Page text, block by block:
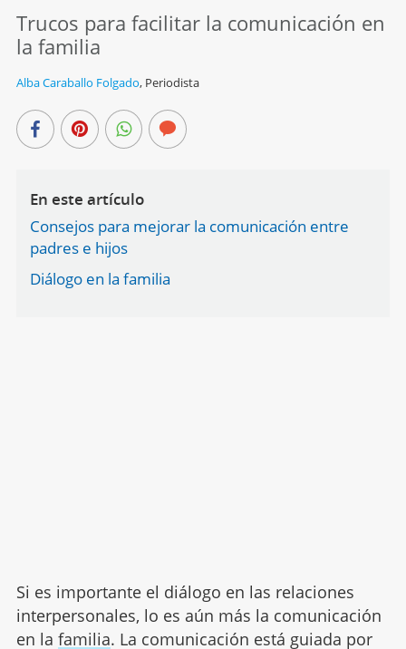
Trucos para facilitar la comunicación en
la familia
Alba Caraballo Folgado, Periodista
En este artículo
Consejos para mejorar la comunicación entre
padres e hijos
Diálogo en la familia
Si es importante el diálogo en las relaciones
interpersonales, lo es aún más la comunicación
en la familia. La comunicación está guiada por